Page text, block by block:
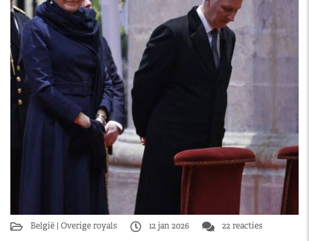
België Overige royals 12 jan 2026 22 reacties